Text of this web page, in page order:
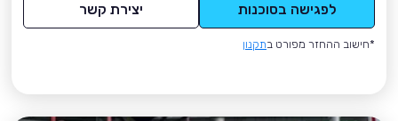
לפגישה בסוכנות יצירת קשר
*חישוב ההחזר מפורט בתקנון